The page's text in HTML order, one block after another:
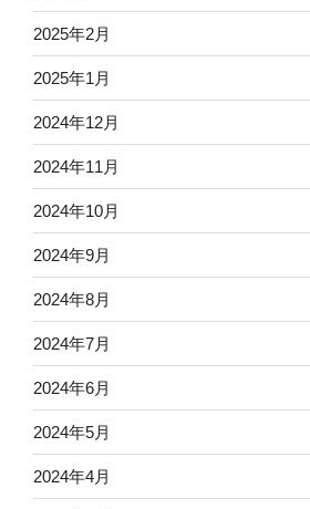
2025年2月
2025年1月
2024年12月
2024年11月
2024年10月
2024年9月
2024年8月
2024年7月
2024年6月
2024年5月
2024年4月